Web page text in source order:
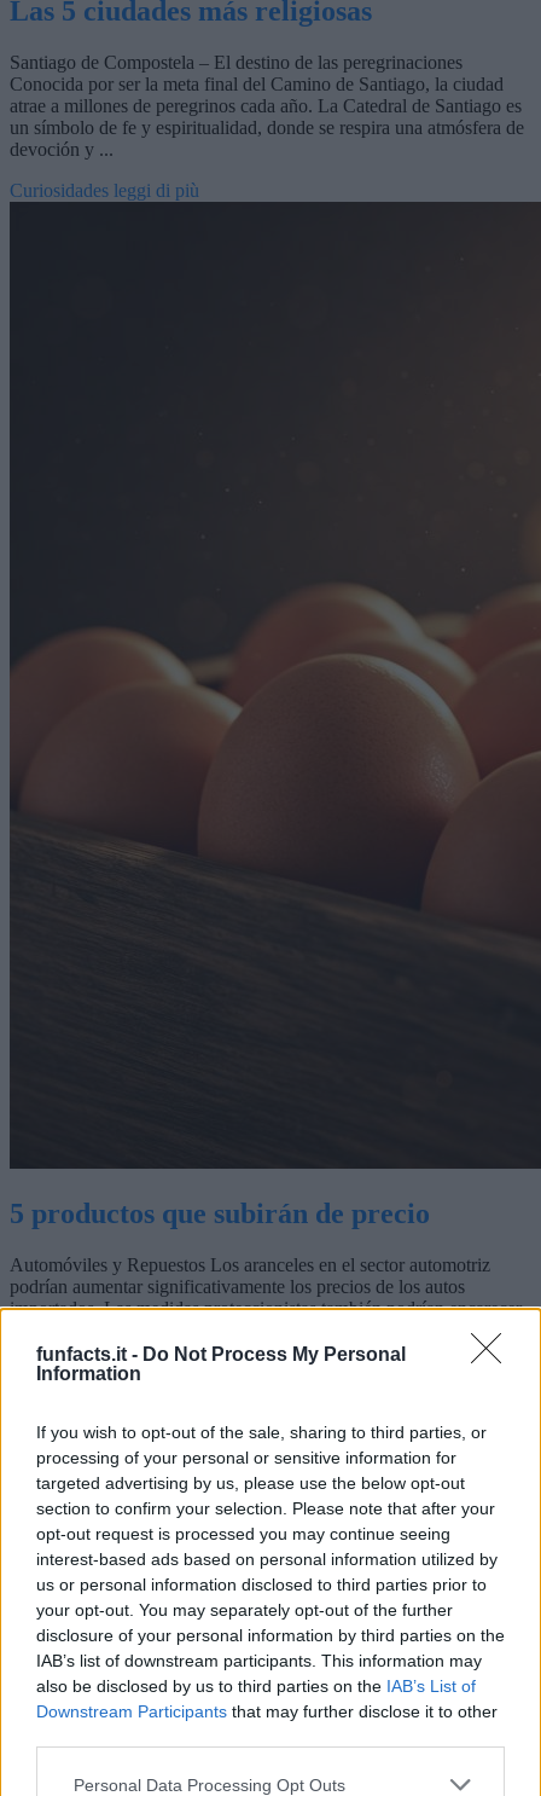
funfacts.it - Do Not Process My Personal
Information
If you wish to opt-out of the sale, sharing to third parties, or
processing of your personal or sensitive information for
targeted advertising by us, please use the below opt-out
section to confirm your selection. Please note that after your
opt-out request is processed you may continue seeing
interest-based ads based on personal information utilized by
us or personal information disclosed to third parties prior to
your opt-out. You may separately opt-out of the further
disclosure of your personal information by third parties on the
IAB’s list of downstream participants. This information may
also be disclosed by us to third parties on the IAB’s List of
Downstream Participants that may further disclose it to other
Personal Data Processing Opt Outs
Las 5 ciudades más religiosas
Santiago de Compostela – El destino de las peregrinaciones
Conocida por ser la meta final del Camino de Santiago, la ciudad
atrae a millones de peregrinos cada año. La Catedral de Santiago es
un símbolo de fe y espiritualidad, donde se respira una atmósfera de
devoción y ...
Curiosidades leggi di più
5 productos que subirán de precio
Automóviles y Repuestos Los aranceles en el sector automotriz
podrían aumentar significativamente los precios de los autos
importados. Las medidas proteccionistas también podrían encarecer
los repuestos, lo que afectaría negativamente al mercado automotriz
europeo. Productos Tecnológicos Con la introducción de nuevos
aranceles sobre ...